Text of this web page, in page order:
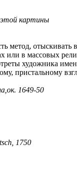
картины
метод, отыскивать
или в массовых
художника
пристальному
1649-50
1750